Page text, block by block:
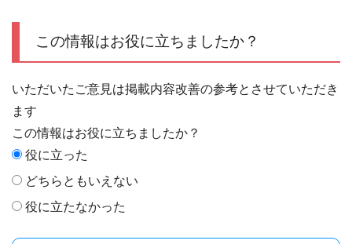
この情報はお役に立ちましたか？
いただいたご意見は掲載内容改善の参考とさせていただき
ます
この情報はお役に立ちましたか？
役に立った
どちらともいえない
役に立たなかった